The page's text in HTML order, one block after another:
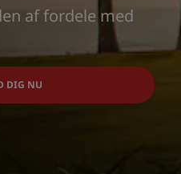
af fordele med
DIG NU